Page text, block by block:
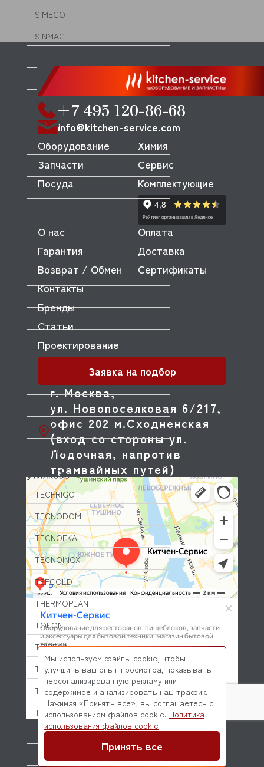
SIMECO
SINMAG
SKYCOLD
SMEG
SMOKI
SOTTORIVA
SPAR
SPELOR
SPIDOCOOK
STAR
STARFOOD
SUNMIX
SVEBA DAHLEN
T-LUX
TATRA
TAURUS
TAYLOR
TECFRIGO
TECNODOM
TECNOEKA
TECNOINOX
TEFCOLD
THERMOPLAN
TOLON
TRIBECA
TRUE
TSM
TURBOAIR
TURBOCHEF
TURBOVAC
+7 495 120-86-68
info@kitchen-service.com
г. Москва,
ул. Новопоселковая 6/217,
офис 202 м.Сходненская
(вход со стороны ул.
Лодочная, напротив
трамвайных путей)
Оборудование
Запчасти
Посуда
Химия
Сервис
Комплектующие
О нас
Оплата
Гарантия
Доставка
Возврат / Обмен
Сертификаты
Контакты
Бренды
Статьи
Проектирование
Заявка на подбор
© 2026 Kitchen-Service.com Интернет-магазин запчастей
и оборудования профессиональной кухни
Мы используем файлы cookie, чтобы
улучшить ваш опыт просмотра, показывать
персонализированную рекламу или
содержимое и анализировать наш трафик.
Нажимая «Принять все», вы соглашаетесь с
использованием файлов cookie. Политика
использования файлов cookie
Принять все